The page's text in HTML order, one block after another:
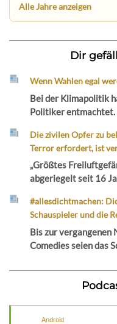
Alle Jahre anzeigen
Dir
Wenn Wahlen egal
Bei der Klimapolitik
Politiker entmachtet.
Die zivilen Opfer zu
Terror erfordert, ist
„Größtes
abgeriegelt seit 16
#allesdichtmachen:
Schauspieler und die
Bis zur vergangenen
Comedies seien das
Android